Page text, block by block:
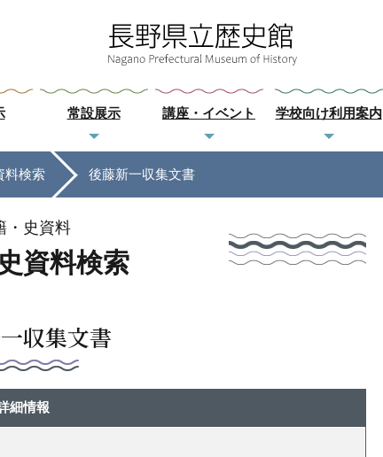
常設展示 講座・イベント 学校向け利用案内
料検索 後藤新一収集文書
・史資料
資料検索
収集文書
細情報